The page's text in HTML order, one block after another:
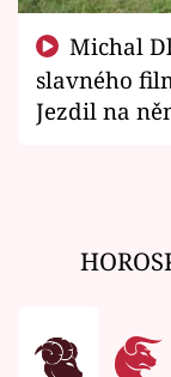
slavného
Jezdil na